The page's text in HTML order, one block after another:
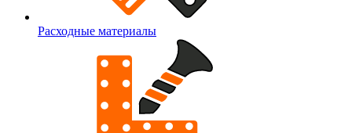
Расходные материалы